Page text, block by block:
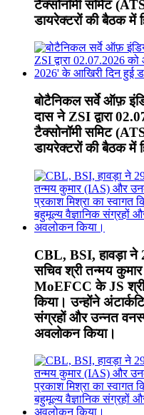
टैक्सोनॉमी समिट
डायरेक्टरों की बैठक में
बोटैनिकल सर्वे ऑफ़
दास ने ZSI द्वारा
टैक्सोनॉमी समिट
डायरेक्टरों की बैठक में
CBL, BSI, हावड़ा
सचिव श्री तन्मय
MoEFCC के JS श्री
किया। उन्होंने
संग्रहों और उन्नत
अवलोकन किया।